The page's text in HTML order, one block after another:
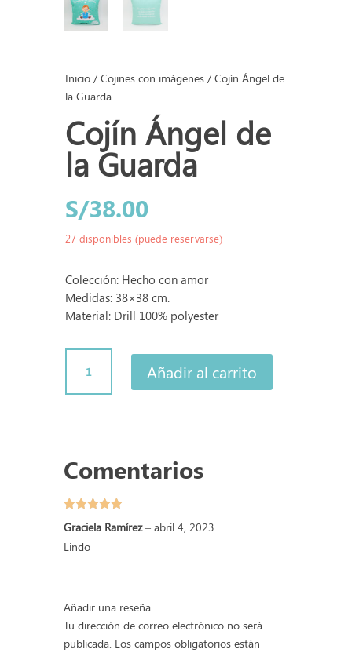
Inicio/Cojines con imágenes/ Cojín Ángel de
la Guarda
Cojín Ángel de
la Guarda
S/38.00
27 disponibles (puede reservarse)
Colección: Hecho con amor
Medidas: 38×38 cm.
Material: Drill 100% polyester
Ángel
de
Añadir al carrito
Comentarios
con5de 5
Graciela Ramírez– abril 4, 2023
Lindo
Añadir una reseña
Tu dirección de correo electrónico no será
publicada. Los campos obligatorios están